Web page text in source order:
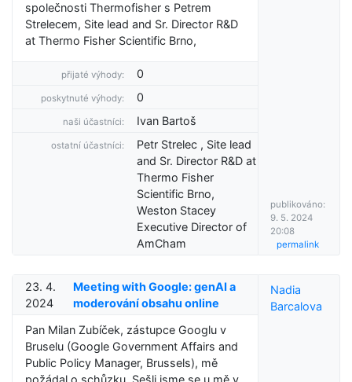
společnosti Thermofisher s Petrem
Strelecem, Site lead and Sr. Director R&D
at Thermo Fisher Scientific Brno,
přijaté výhody: 0
poskytnuté výhody: 0
naši účastníci: Ivan Bartoš
ostatní účastníci:
Petr Strelec , Site lead
and Sr. Director R&D at
Thermo Fisher
Scientific Brno,
Weston Stacey
Executive Director of
AmCham
publikováno:
9. 5. 2024
20:08
permalink
23. 4.
2024
Meeting with Google: genAI a
moderování obsahu online
Pan Milan Zubíček, zástupce Googlu v
Bruselu (Google Government Affairs and
Public Policy Manager, Brussels), mě
požádal o schůzku. Sešli jsme se u mě v
Nadia
Barcalova